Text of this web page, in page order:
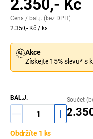
2.350,- Kč
Cena / bal.j. (bez DPH)
2.350,- Kč / ks
Akce
Získejte 15% slevu* s
BAL.J. Součet
Obdržíte 1 ks